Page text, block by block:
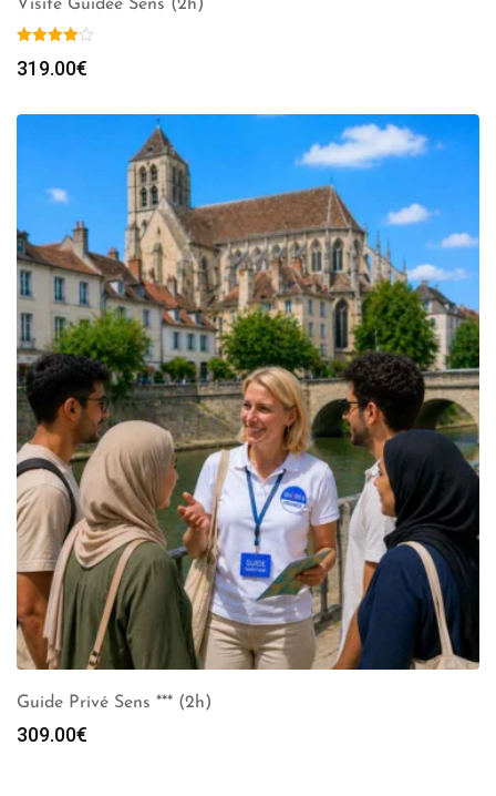
Visite Guidée Sens (2h)
319.00€
Guide Privé Sens *** (2h)
309.00€